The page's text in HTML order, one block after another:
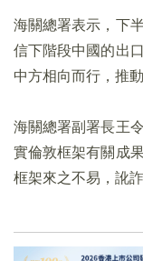
海關總署表示，下
信下階段中國的出
中方相向而行，推
海關總署副署長王
實倫敦框架有關成
框架來之不易，訛